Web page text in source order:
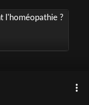
l'homéopathie ?